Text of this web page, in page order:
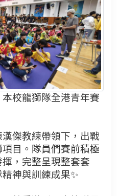
校龍獅隊全港青年賽
漢傑教練帶領下，出戰
目。隊員們賽前積極
，完整呈現整套套
神與訓練成果✨